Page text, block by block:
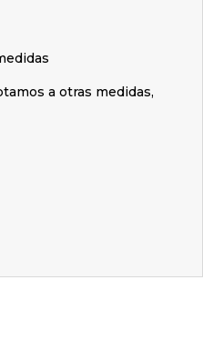
a otras medidas,